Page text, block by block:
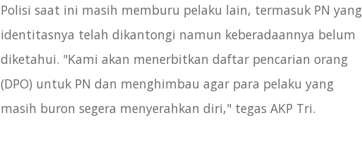
Polisi saat ini masih memburu pelaku lain, termasuk PN yang
identitasnya telah dikantongi namun keberadaannya belum
diketahui. "Kami akan menerbitkan daftar pencarian orang
(DPO) untuk PN dan menghimbau agar para pelaku yang
masih buron segera menyerahkan diri," tegas AKP Tri.